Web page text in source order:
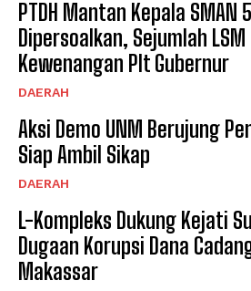
PTDH Mantan Kepala SMAN
Dipersoalkan, Sejumlah
Kewenangan Plt Gubernur
DAERAH
Aksi Demo UNM Berujung
Siap Ambil Sikap
DAERAH
L-Kompleks Dukung Kejati
Dugaan Korupsi Dana
Makassar